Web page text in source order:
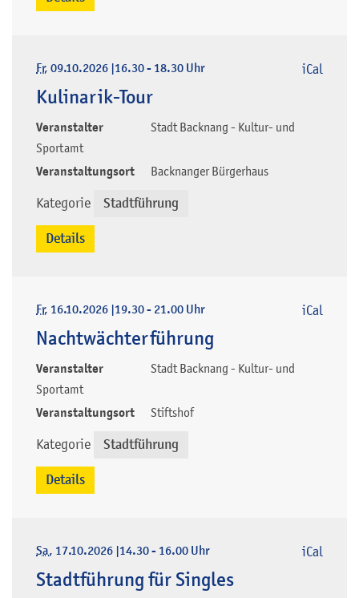
Fr, 09.10.2026 |16.30 - 18.30 Uhr
Kulinarik-Tour
Veranstalter
Stadt Backnang - Kultur- und
Sportamt
Veranstaltungsort Backnanger Bürgerhaus
Kategorie Stadtführung
iCal
Details
Fr, 16.10.2026 |19.30 - 21.00 Uhr
Nachtwächterführung
Veranstalter
Stadt Backnang - Kultur- und
Sportamt
Veranstaltungsort Stiftshof
Kategorie Stadtführung
iCal
Details
Sa, 17.10.2026 |14.30 - 16.00 Uhr
Stadtführung für Singles
iCal